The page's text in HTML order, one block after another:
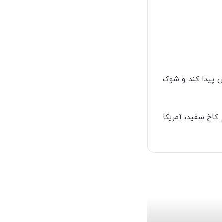
پیدا کند و شوک
کاخ سفید، آمریکا